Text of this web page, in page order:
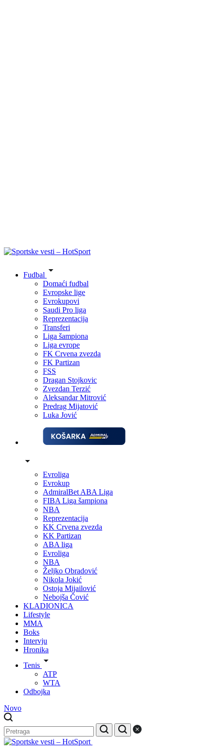
Fudbal
Domaći fudbal
Evropske lige
Evrokupovi
Saudi Pro liga
Reprezentacija
Transferi
Liga šampiona
Liga evrope
FK Crvena zvezda
FK Partizan
FSS
Dragan Stojkovic
Zvezdan Terzić
Aleksandar Mitrović
Predrag Mijatović
Luka Jović
Evroliga
Evrokup
AdmiralBet ABA Liga
FIBA Liga šampiona
NBA
Reprezentacija
KK Crvena zvezda
KK Partizan
ABA liga
Evroliga
NBA
Željko Obradović
Nikola Jokić
Ostoja Mijailović
Nebojša Čović
KLADIONICA
Lifestyle
MMA
Boks
Intervju
Hronika
Tenis
ATP
WTA
Odbojka
Novo